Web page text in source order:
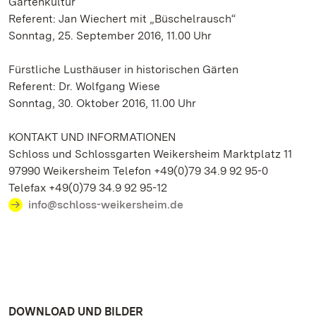
Referent: Jan Wiechert mit „Büschelrausch“
Sonntag, 25. September 2016, 11.00 Uhr
Fürstliche Lusthäuser in historischen Gärten
Referent: Dr. Wolfgang Wiese
Sonntag, 30. Oktober 2016, 11.00 Uhr
KONTAKT UND INFORMATIONEN
Schloss und Schlossgarten Weikersheim Marktplatz 11
97990 Weikersheim Telefon +49(0)79 34.9 92 95-0
Telefax +49(0)79 34.9 92 95-12
info@schloss-weikersheim.de
DOWNLOAD UND BILDER